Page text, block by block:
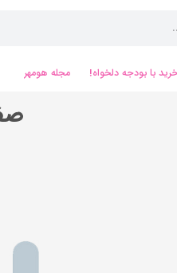
با بودجه دلخواه! مجله هومهر